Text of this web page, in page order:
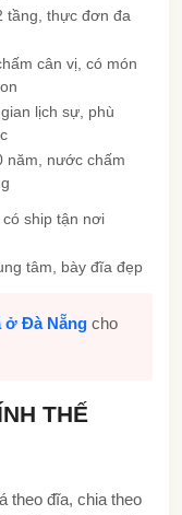
tầng, thực đơn đa
cân vị, có món
lịch sự, phù
năm, nước chấm
ship tận nơi
tâm, bày đĩa đẹp
ở Đà Nẵng cho
THẾ
theo đĩa, chia theo